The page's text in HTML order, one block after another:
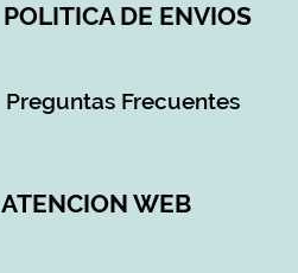
POLITICA DE ENVIOS
Preguntas Frecuentes
ATENCION WEB